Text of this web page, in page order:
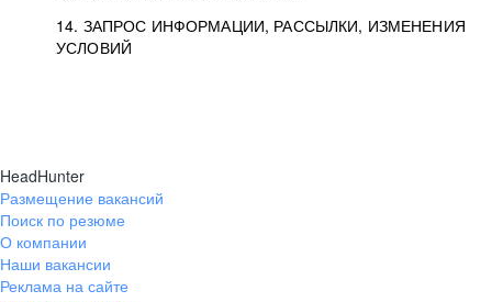
14. ЗАПРОС ИНФОРМАЦИИ, РАССЫЛКИ, ИЗМЕНЕНИЯ
УСЛОВИЙ
HeadHunter
Размещение вакансий
Поиск по резюме
О компании
Наши вакансии
Реклама на сайте